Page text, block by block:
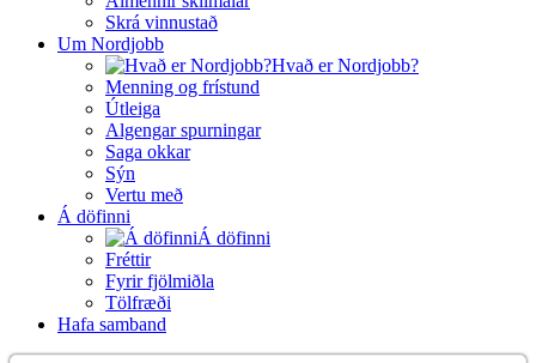
Skrá vinnustað
Um Nordjobb
Hvað er Nordjobb?
Menning og frístund
Útleiga
Algengar spurningar
Saga okkar
Sýn
Vertu með
Á döfinni
Á döfinni
Fréttir
Fyrir fjölmiðla
Tölfræði
Hafa samband